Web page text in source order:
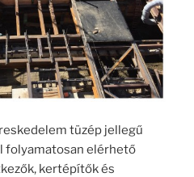
tüzép jellegű
folyamatosan elérhető
kertépítők és